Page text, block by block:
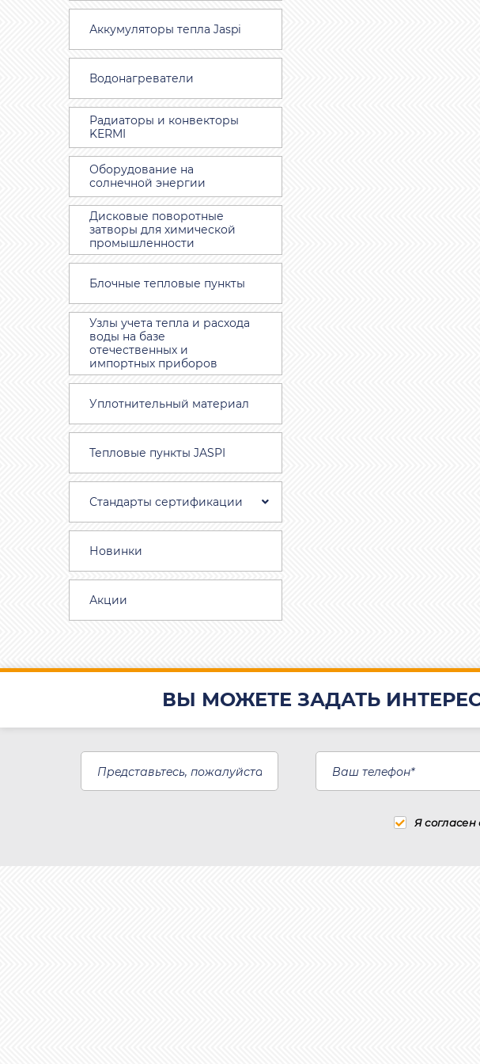
Аккумуляторы тепла Jaspi
Водонагреватели
Радиаторы и конвекторы
KERMI
Оборудование на
солнечной энергии
Дисковые поворотные
затворы для химической
промышленности
Блочные тепловые пункты
Узлы учета тепла и расхода
воды на базе
отечественных и
импортных приборов
Уплотнительный материал
Тепловые пункты JASPI
Стандарты сертификации
Новинки
Акции
ВЫ МОЖЕТЕ ЗАДАТЬ
Я согласен